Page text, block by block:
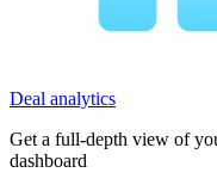
Deal analytics
Get a full-depth view of
dashboard